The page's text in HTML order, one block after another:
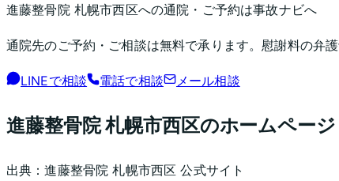
進藤整骨院 札幌市西区への通院・ご予約は事故ナビへ
通院先のご予約・ご相談は無料で承ります。慰謝料の弁
LINEで相談 電話で相談 メール相談
進藤整骨院 札幌市西区のホームページ
出典：進藤整骨院 札幌市西区 公式サイト